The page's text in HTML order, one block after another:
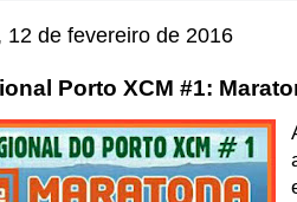
12 de fevereiro de 2016
Porto XCM #1: